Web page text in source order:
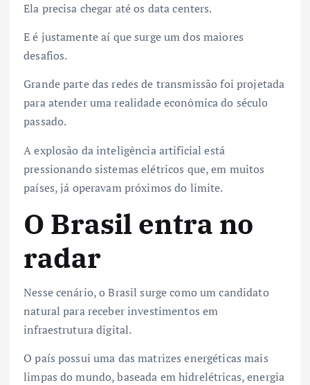
Ela precisa chegar até os data centers.
E é justamente aí que surge um dos maiores
desafios.
Grande parte das redes de transmissão foi projetada
para atender uma realidade econômica do século
passado.
A explosão da inteligência artificial está
pressionando sistemas elétricos que, em muitos
países, já operavam próximos do limite.
O Brasil entra no
radar
Nesse cenário, o Brasil surge como um candidato
natural para receber investimentos em
infraestrutura digital.
O país possui uma das matrizes energéticas mais
limpas do mundo, baseada em hidrelétricas, energia